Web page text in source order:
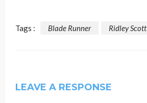
Tags : Blade Runner Ridley Scott
LEAVE A RESPONSE